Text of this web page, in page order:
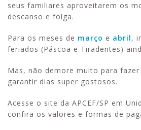
seus familiares aproveitarem os
descanso e folga.
Para os meses de março e abril,
feriados (Páscoa e Tiradentes)
Mas, não demore muito para fazer
garantir dias super gostosos.
Acesse o site da APCEF/SP em
confira os valores e formas de